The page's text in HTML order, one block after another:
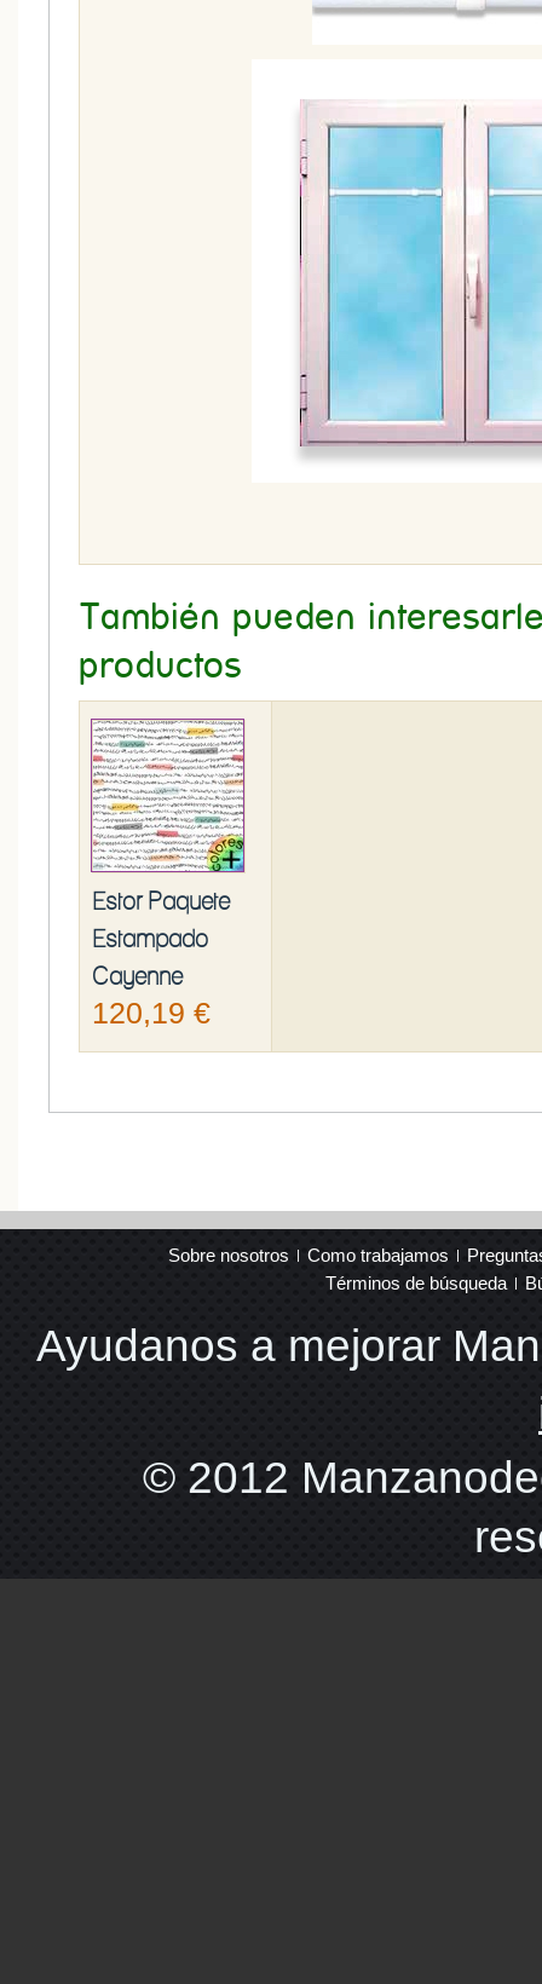
También pueden
productos
Estor Paquete
Estampado
Cayenne
120,19 €
Sobre nosotros Como trabajamos
Términos de búsqueda
Ayudanos a mejorar
© 2012